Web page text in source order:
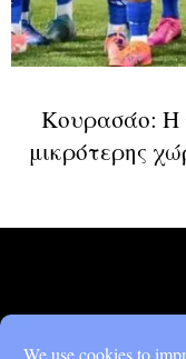
Κουρασάο: H
μικρότερης